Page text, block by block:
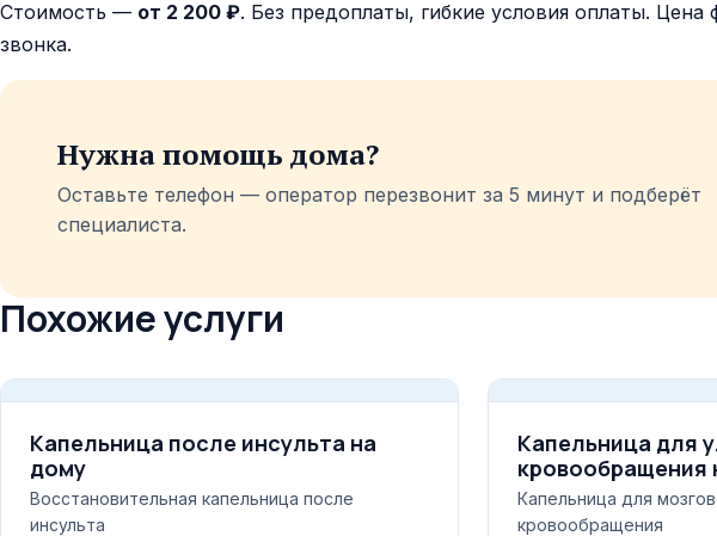
Стоимость — от 2 200 ₽. Без предоплаты, гибкие условия оплаты. Цена
звонка.
Нужна помощь дома?
Оставьте телефон — оператор перезвонит за 5 минут и подберёт
специалиста.
Похожие услуги
Капельница после инсульта на
дому
Восстановительная капельница после
инсульта
Капельница для
кровообращения
Капельница для
кровообращения